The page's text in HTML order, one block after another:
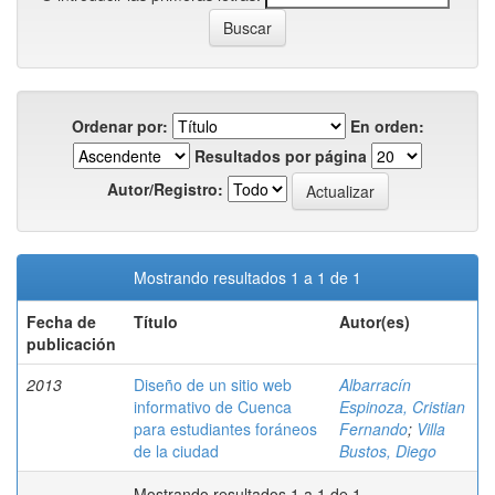
Ordenar por:
En orden:
Resultados por página
Autor/Registro:
Mostrando resultados 1 a 1 de 1
Fecha de
publicación
Título Autor(es)
2013
Diseño de un sitio web
informativo de Cuenca
para estudiantes foráneos
de la ciudad
Albarracín
Espinoza, Cristian
Fernando; Villa
Bustos, Diego